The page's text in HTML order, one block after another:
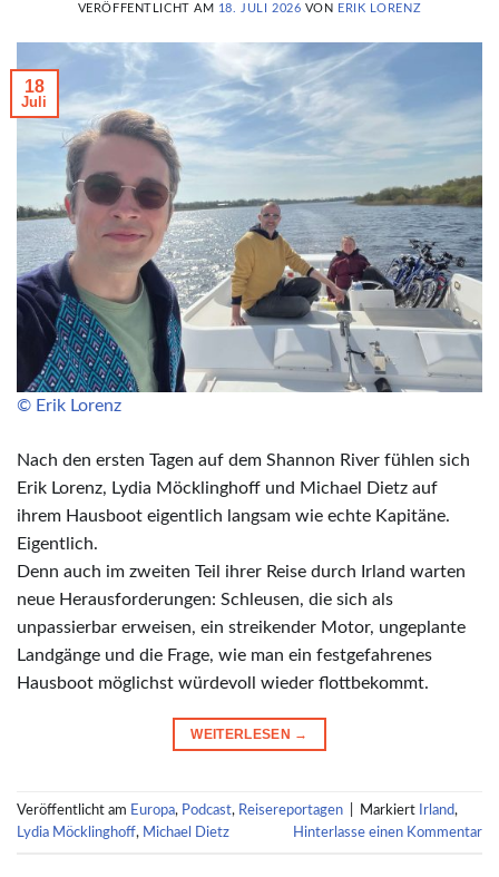
VERÖFFENTLICHT AM 18. JULI 2026 VON ERIK LORENZ
© Erik Lorenz
18
Juli
Nach den ersten Tagen auf dem Shannon River fühlen sich
Erik Lorenz, Lydia Möcklinghoff und Michael Dietz auf
ihrem Hausboot eigentlich langsam wie echte Kapitäne.
Eigentlich.
Denn auch im zweiten Teil ihrer Reise durch Irland warten
neue Herausforderungen: Schleusen, die sich als
unpassierbar erweisen, ein streikender Motor, ungeplante
Landgänge und die Frage, wie man ein festgefahrenes
Hausboot möglichst würdevoll wieder flottbekommt.
WEITERLESEN →
Veröffentlicht am Europa, Podcast, Reisereportagen Markiert Irland,
Lydia Möcklinghoff, Michael Dietz Hinterlasse einen Kommentar